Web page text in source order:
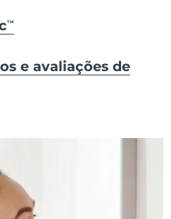
TM
e avaliações de